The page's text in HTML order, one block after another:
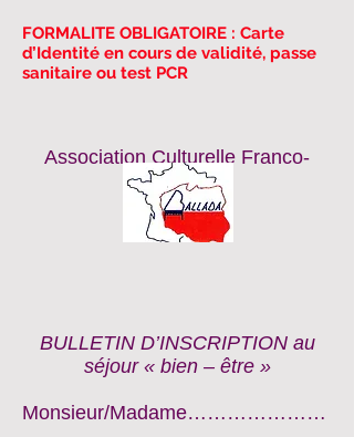
FORMALITE OBLIGATOIRE : Carte
d’Identité en cours de validité, passe
sanitaire ou test PCR
Association Culturelle Franco-
Polonaise
BALLADA
BULLETIN D’INSCRIPTION au
séjour « bien – être »
Monsieur/Madame…………………